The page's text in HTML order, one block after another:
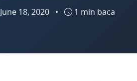
June 18, 2020 • 1 min baca